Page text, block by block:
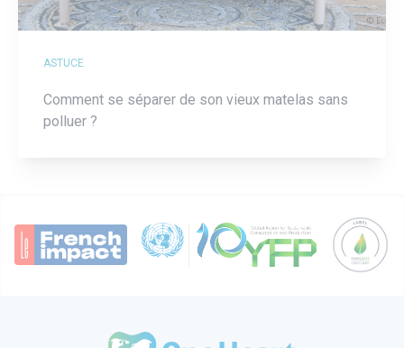
ASTUCE
Comment se séparer de son vieux matelas sans
polluer ?